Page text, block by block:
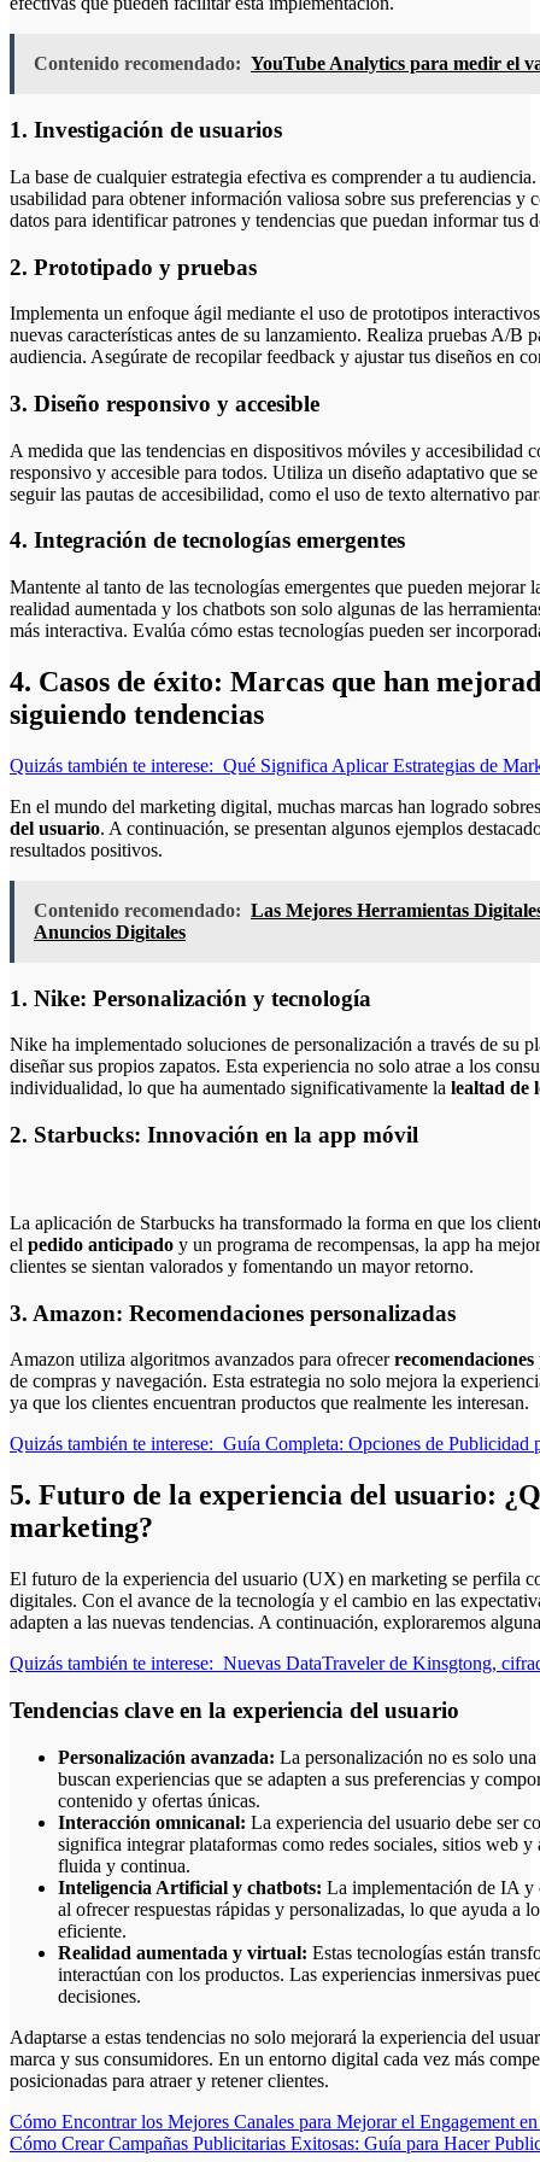
Contenido recomendado: YouTube Analytics para medir el
1. Investigación de usuarios
La base de cualquier estrategia efectiva es comprender a tu
usabilidad para obtener información valiosa sobre sus preferencias y
datos para identificar patrones y tendencias que puedan informar tus
2. Prototipado y pruebas
Implementa un enfoque ágil mediante el uso de prototipos
nuevas características antes de su lanzamiento. Realiza pruebas A/B
audiencia. Asegúrate de recopilar feedback y ajustar tus diseños en
3. Diseño responsivo y accesible
A medida que las tendencias en dispositivos móviles y accesibilidad
responsivo y accesible para todos. Utiliza un diseño adaptativo que
seguir las pautas de accesibilidad, como el uso de texto alternativo
4. Integración de tecnologías emergentes
Mantente al tanto de las tecnologías emergentes que pueden
realidad aumentada y los chatbots son solo algunas de las
más interactiva. Evalúa cómo estas tecnologías pueden ser
4. Casos de éxito: Marcas que han
siguiendo tendencias
Quizás también te interese: Qué Significa Aplicar Estrategias de
En el mundo del marketing digital, muchas marcas han logrado
del usuario. A continuación, se presentan algunos ejemplos
resultados positivos.
Contenido recomendado: Las Mejores Herramientas
Anuncios Digitales
1. Nike: Personalización y tecnología
Nike ha implementado soluciones de personalización a través de su
diseñar sus propios zapatos. Esta experiencia no solo atrae a los
individualidad, lo que ha aumentado significativamente la lealtad de
2. Starbucks: Innovación en la app móvil
La aplicación de Starbucks ha transformado la forma en que los
el pedido anticipado y un programa de recompensas, la app ha
clientes se sientan valorados y fomentando un mayor retorno.
3. Amazon: Recomendaciones personalizadas
Amazon utiliza algoritmos avanzados para ofrecer
de compras y navegación. Esta estrategia no solo mejora la
ya que los clientes encuentran productos que realmente les interesan.
Quizás también te interese: Guía Completa: Opciones de Publicidad
5. Futuro de la experiencia del usuario:
marketing?
El futuro de la experiencia del usuario (UX) en marketing se perfila
digitales. Con el avance de la tecnología y el cambio en las
adapten a las nuevas tendencias. A continuación, exploraremos
Quizás también te interese: Nuevas DataTraveler de Kinsgtong,
Tendencias clave en la experiencia del usuario
Personalización avanzada: La personalización no es solo
buscan experiencias que se adapten a sus preferencias y
contenido y ofertas únicas.
Interacción omnicanal: La experiencia del usuario debe ser
significa integrar plataformas como redes sociales, sitios web
fluida y continua.
Inteligencia Artificial y chatbots: La implementación de IA y
al ofrecer respuestas rápidas y personalizadas, lo que ayuda a
eficiente.
Realidad aumentada y virtual: Estas tecnologías están
interactúan con los productos. Las experiencias inmersivas
decisiones.
Adaptarse a estas tendencias no solo mejorará la experiencia del
marca y sus consumidores. En un entorno digital cada vez más
posicionadas para atraer y retener clientes.
Navegación
Cómo Encontrar los Mejores Canales para Mejorar el Engagement
Cómo Crear Campañas Publicitarias Exitosas: Guía para Hacer